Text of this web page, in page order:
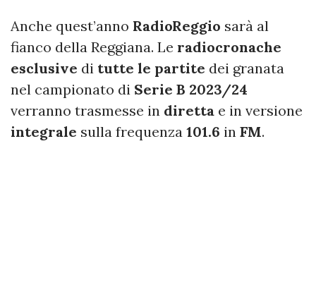
Anche quest’anno RadioReggio sarà al
fianco della Reggiana. Le radiocronache
esclusive di tutte le partite dei granata
nel campionato di Serie B 2023/24
verranno trasmesse in diretta e in versione
integrale sulla frequenza 101.6 in FM.